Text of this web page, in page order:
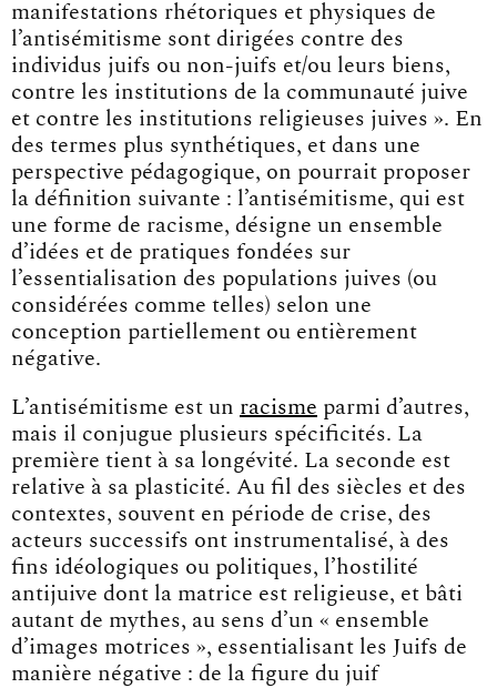
manifestations rhétoriques et physiques de
l’antisémitisme sont dirigées contre des
individus juifs ou non-juifs et/ou leurs biens,
contre les institutions de la communauté juive
et contre les institutions religieuses juives ». En
des termes plus synthétiques, et dans une
perspective pédagogique, on pourrait proposer
la définition suivante : l’antisémitisme, qui est
une forme de racisme, désigne un ensemble
d’idées et de pratiques fondées sur
l’essentialisation des populations juives (ou
considérées comme telles) selon une
conception partiellement ou entièrement
négative.
L’antisémitisme est un racisme parmi d’autres,
mais il conjugue plusieurs spécificités. La
première tient à sa longévité. La seconde est
relative à sa plasticité. Au fil des siècles et des
contextes, souvent en période de crise, des
acteurs successifs ont instrumentalisé, à des
fins idéologiques ou politiques, l’hostilité
antijuive dont la matrice est religieuse, et bâti
autant de mythes, au sens d’un « ensemble
d’images motrices », essentialisant les Juifs de
manière négative : de la figure du juif